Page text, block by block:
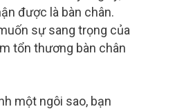
được là bàn chân.
sự sang trọng của
tổn thương bàn chân
một ngôi sao, bạn